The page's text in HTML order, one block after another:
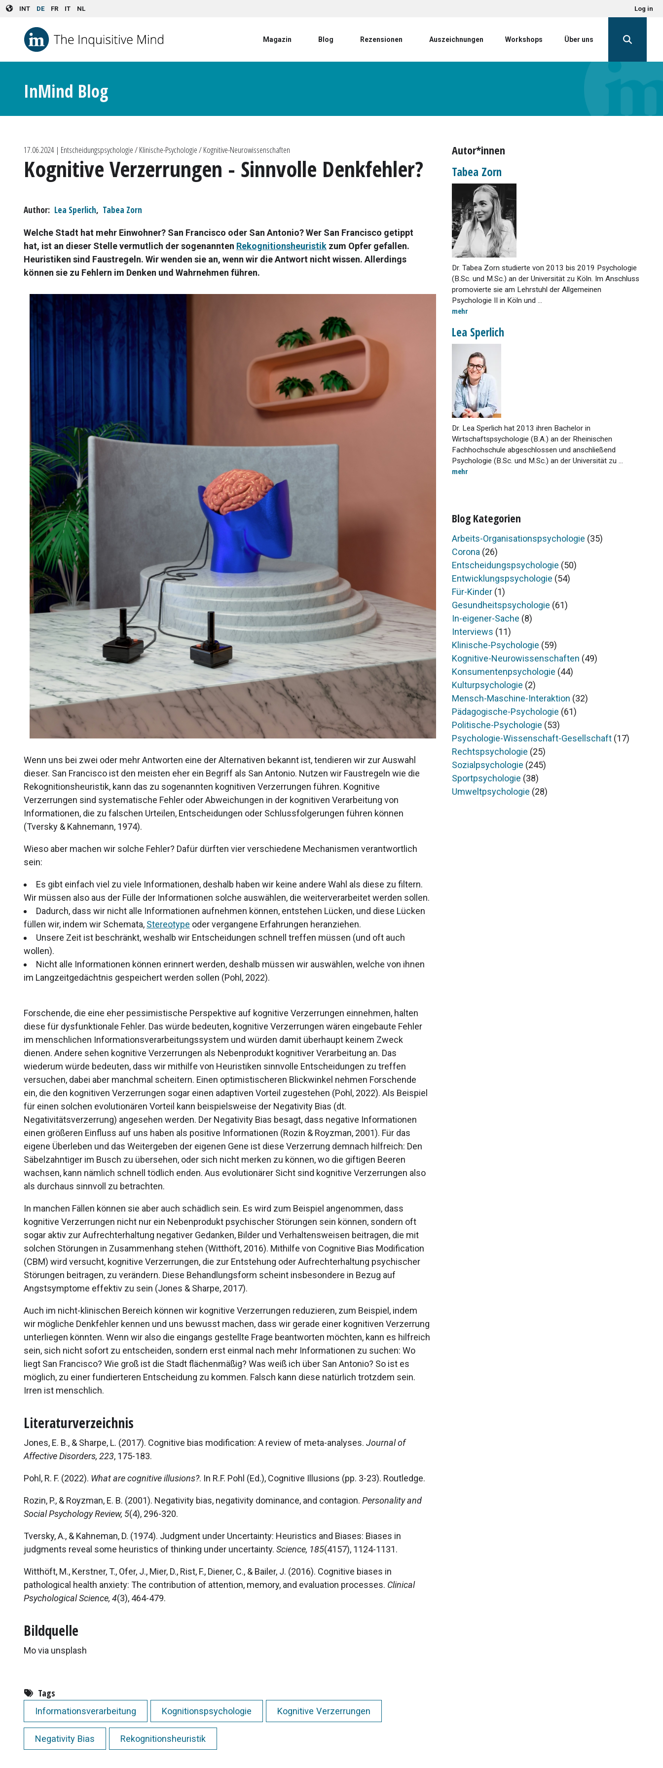
Skip to main content
INT DE FR IT NL Log in
Magazin Blog Rezensionen Auszeichnungen Workshops Über uns
InMind Blog
17.06.2024 | Entscheidungspsychologie / Klinische-Psychologie / Kognitive-Neurowissenschaften
Kognitive Verzerrungen - Sinnvolle Denkfehler?
Author Lea Sperlich, Tabea Zorn
Welche Stadt hat mehr Einwohner? San Francisco oder San Antonio? Wer San Francisco getippt
hat, ist an dieser Stelle vermutlich der sogenannten Rekognitionsheuristik zum Opfer gefallen.
Heuristiken sind Faustregeln. Wir wenden sie an, wenn wir die Antwort nicht wissen. Allerdings
können sie zu Fehlern im Denken und Wahrnehmen führen.
Wenn uns bei zwei oder mehr Antworten eine der Alternativen bekannt ist, tendieren wir zur Auswahl
dieser. San Francisco ist den meisten eher ein Begriff als San Antonio. Nutzen wir Faustregeln wie die
Rekognitionsheuristik, kann das zu sogenannten kognitiven Verzerrungen führen. Kognitive
Verzerrungen sind systematische Fehler oder Abweichungen in der kognitiven Verarbeitung von
Informationen, die zu falschen Urteilen, Entscheidungen oder Schlussfolgerungen führen können
(Tversky & Kahnemann, 1974).
Wieso aber machen wir solche Fehler? Dafür dürften vier verschiedene Mechanismen verantwortlich
sein:
Es gibt einfach viel zu viele Informationen, deshalb haben wir keine andere Wahl als diese zu filtern.
Wir müssen also aus der Fülle der Informationen solche auswählen, die weiterverarbeitet werden sollen.
Dadurch, dass wir nicht alle Informationen aufnehmen können, entstehen Lücken, und diese Lücken
füllen wir, indem wir Schemata, Stereotype oder vergangene Erfahrungen heranziehen.
Unsere Zeit ist beschränkt, weshalb wir Entscheidungen schnell treffen müssen (und oft auch
wollen).
Nicht alle Informationen können erinnert werden, deshalb müssen wir auswählen, welche von ihnen
im Langzeitgedächtnis gespeichert werden sollen (Pohl, 2022).
Forschende, die eine eher pessimistische Perspektive auf kognitive Verzerrungen einnehmen, halten
diese für dysfunktionale Fehler. Das würde bedeuten, kognitive Verzerrungen wären eingebaute Fehler
im menschlichen Informationsverarbeitungssystem und würden damit überhaupt keinem Zweck
dienen. Andere sehen kognitive Verzerrungen als Nebenprodukt kognitiver Verarbeitung an. Das
wiederum würde bedeuten, dass wir mithilfe von Heuristiken sinnvolle Entscheidungen zu treffen
versuchen, dabei aber manchmal scheitern. Einen optimistischeren Blickwinkel nehmen Forschende
ein, die den kognitiven Verzerrungen sogar einen adaptiven Vorteil zugestehen (Pohl, 2022). Als Beispiel
für einen solchen evolutionären Vorteil kann beispielsweise der Negativity Bias (dt.
Negativitätsverzerrung) angesehen werden. Der Negativity Bias besagt, dass negative Informationen
einen größeren Einfluss auf uns haben als positive Informationen (Rozin & Royzman, 2001). Für das
eigene Überleben und das Weitergeben der eigenen Gene ist diese Verzerrung demnach hilfreich: Den
Säbelzahntiger im Busch zu übersehen, oder sich nicht merken zu können, wo die giftigen Beeren
wachsen, kann nämlich schnell tödlich enden. Aus evolutionärer Sicht sind kognitive Verzerrungen also
als durchaus sinnvoll zu betrachten.
In manchen Fällen können sie aber auch schädlich sein. Es wird zum Beispiel angenommen, dass
kognitive Verzerrungen nicht nur ein Nebenprodukt psychischer Störungen sein können, sondern oft
sogar aktiv zur Aufrechterhaltung negativer Gedanken, Bilder und Verhaltensweisen beitragen, die mit
solchen Störungen in Zusammenhang stehen (Witthöft, 2016). Mithilfe von Cognitive Bias Modification
(CBM) wird versucht, kognitive Verzerrungen, die zur Entstehung oder Aufrechterhaltung psychischer
Störungen beitragen, zu verändern. Diese Behandlungsform scheint insbesondere in Bezug auf
Angstsymptome effektiv zu sein (Jones & Sharpe, 2017).
Auch im nicht-klinischen Bereich können wir kognitive Verzerrungen reduzieren, zum Beispiel, indem
wir mögliche Denkfehler kennen und uns bewusst machen, dass wir gerade einer kognitiven Verzerrung
unterliegen könnten. Wenn wir also die eingangs gestellte Frage beantworten möchten, kann es hilfreich
sein, sich nicht sofort zu entscheiden, sondern erst einmal nach mehr Informationen zu suchen: Wo
liegt San Francisco? Wie groß ist die Stadt flächenmäßig? Was weiß ich über San Antonio? So ist es
möglich, zu einer fundierteren Entscheidung zu kommen. Falsch kann diese natürlich trotzdem sein.
Irren ist menschlich.
Literaturverzeichnis
Jones, E. B., & Sharpe, L. (2017). Cognitive bias modification: A review of meta-analyses. Journal of
Affective Disorders, 223, 175-183.
Pohl, R. F. (2022). What are cognitive illusions?. In R.F. Pohl (Ed.), Cognitive Illusions (pp. 3-23). Routledge.
Rozin, P., & Royzman, E. B. (2001). Negativity bias, negativity dominance, and contagion. Personality and
Social Psychology Review, 5(4), 296-320.
Tversky, A., & Kahneman, D. (1974). Judgment under Uncertainty: Heuristics and Biases: Biases in
judgments reveal some heuristics of thinking under uncertainty. Science, 185(4157), 1124-1131.
Witthöft, M., Kerstner, T., Ofer, J., Mier, D., Rist, F., Diener, C., & Bailer, J. (2016). Cognitive biases in
pathological health anxiety: The contribution of attention, memory, and evaluation processes. Clinical
Psychological Science, 4(3), 464-479.
Bildquelle
Mo via unsplash
Tags
Informationsverarbeitung Kognitionspsychologie Kognitive Verzerrungen
Negativity Bias Rekognitionsheuristik
Autor*innen
Tabea Zorn
Dr. Tabea Zorn studierte von 2013 bis 2019 Psychologie
(B.Sc. und M.Sc.) an der Universität zu Köln. Im Anschluss
promovierte sie am Lehrstuhl der Allgemeinen
Psychologie II in Köln und ...
mehr
Lea Sperlich
Dr. Lea Sperlich hat 2013 ihren Bachelor in
Wirtschaftspsychologie (B.A.) an der Rheinischen
Fachhochschule abgeschlossen und anschließend
Psychologie (B.Sc. und M.Sc.) an der Universität zu ...
mehr
Blog Kategorien
Arbeits-Organisationspsychologie (35)
Corona (26)
Entscheidungspsychologie (50)
Entwicklungspsychologie (54)
Für-Kinder (1)
Gesundheitspsychologie (61)
In-eigener-Sache (8)
Interviews (11)
Klinische-Psychologie (59)
Kognitive-Neurowissenschaften (49)
Konsumentenpsychologie (44)
Kulturpsychologie (2)
Mensch-Maschine-Interaktion (32)
Pädagogische-Psychologie (61)
Politische-Psychologie (53)
Psychologie-Wissenschaft-Gesellschaft (17)
Rechtspsychologie (25)
Sozialpsychologie (245)
Sportpsychologie (38)
Umweltpsychologie (28)